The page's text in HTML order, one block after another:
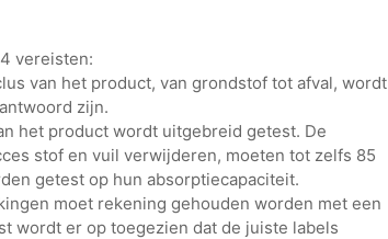
vereisten:
van het product, van grondstof tot afval, wordt
zijn.
het product wordt uitgebreid getest. De
stof en vuil verwijderen, moeten tot zelfs 85
getest op hun absorptiecapaciteit.
moet rekening gehouden worden met een
wordt er op toegezien dat de juiste labels